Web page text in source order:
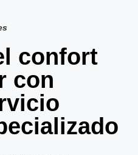
confort
con